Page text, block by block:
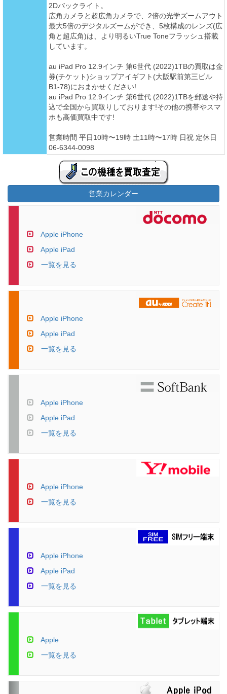
2Dバックライト。
広角カメラと超広角カメラで、2倍の光学ズームアウト
最大5倍のデジタルズームができ、5枚構成のレンズ(広
角と超広角)は、より明るいTrue Toneフラッシュ搭載
しています。
au iPad Pro 12.9インチ 第6世代 (2022)1TBの買取は金
券(チケット)ショップアイギフト(大阪駅前第三ビル
B1-78)におまかせください!
au iPad Pro 12.9インチ 第6世代 (2022)1TBを郵送や持
込で全国から買取りしております!その他の携帯やスマ
ホも高価買取中です!
営業時間 平日10時〜19時 土11時〜17時 日祝 定休日
06-6344-0098
営業カレンダー
Apple iPhone
Apple iPad
一覧を見る
Apple iPhone
Apple iPad
一覧を見る
Apple iPhone
Apple iPad
一覧を見る
Apple iPhone
一覧を見る
Apple iPhone
Apple iPad
一覧を見る
Apple
一覧を見る